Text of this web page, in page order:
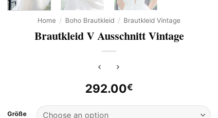
Home / Boho Brautkleid / Brautkleid Vintage
Brautkleid V Ausschnitt Vintage
292.00€
Größe